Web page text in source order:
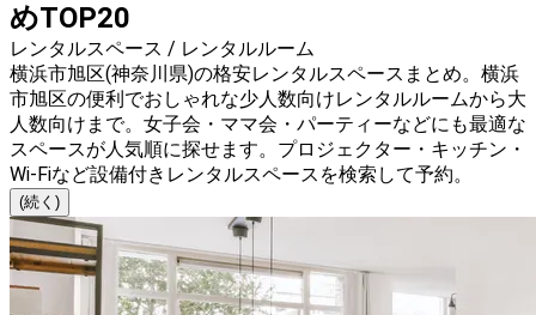
めTOP20
レンタルスペース / レンタルルーム
横浜市旭区(神奈川県)の格安レンタルスペースまとめ。横浜
市旭区の便利でおしゃれな少人数向けレンタルルームから大
人数向けまで。女子会・ママ会・パーティーなどにも最適な
スペースが人気順に探せます。プロジェクター・キッチン・
Wi-Fiなど設備付きレンタルスペースを検索して予約。
(続く)